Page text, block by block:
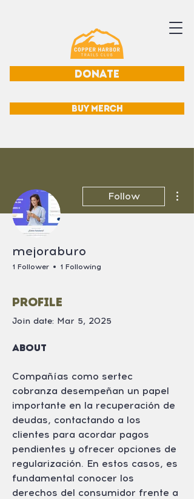
DONATE
BUY MERCH
Follow
mejoraburo
1 Follower 1 Following
Profile
Join date: Mar 5, 2025
About
Compañías como sertec
cobranza desempeñan un papel
importante en la recuperación de
deudas, contactando a los
clientes para acordar pagos
pendientes y ofrecer opciones de
regularización. En estos casos, es
fundamental conocer los
derechos del consumidor frente a